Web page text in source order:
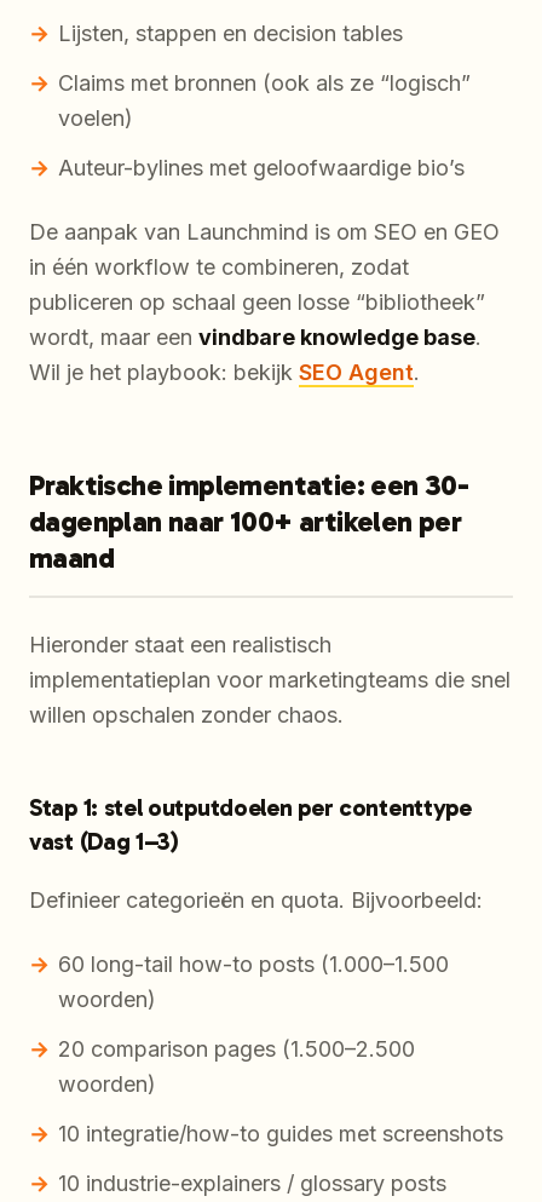
Lijsten, stappen en decision tables
Claims met bronnen (ook als ze “logisch”
voelen)
Auteur-bylines met geloofwaardige bio’s
De aanpak van Launchmind is om SEO en GEO
in één workflow te combineren, zodat
publiceren op schaal geen losse “bibliotheek”
wordt, maar een vindbare knowledge base.
Wil je het playbook: bekijk SEO Agent.
Praktische implementatie: een 30-
dagenplan naar 100+ artikelen per
maand
Hieronder staat een realistisch
implementatieplan voor marketingteams die snel
willen opschalen zonder chaos.
Stap 1: stel outputdoelen per contenttype
vast (Dag 1–3)
Definieer categorieën en quota. Bijvoorbeeld:
60 long-tail how-to posts (1.000–1.500
woorden)
20 comparison pages (1.500–2.500
woorden)
10 integratie/how-to guides met screenshots
10 industrie-explainers / glossary posts